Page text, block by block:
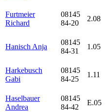
Furtmeier
Richard
08145
84-20
2.08
Hanisch Anja
08145
84-31
1.05
Harkebusch
Gabi
08145
84-25
1.11
Haselbauer
Andrea
08145
84-42
E.05